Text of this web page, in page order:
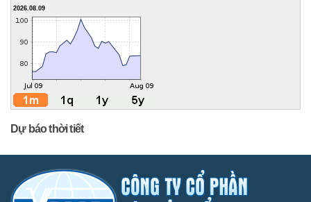
2026.08.09
Dự báo thời tiết